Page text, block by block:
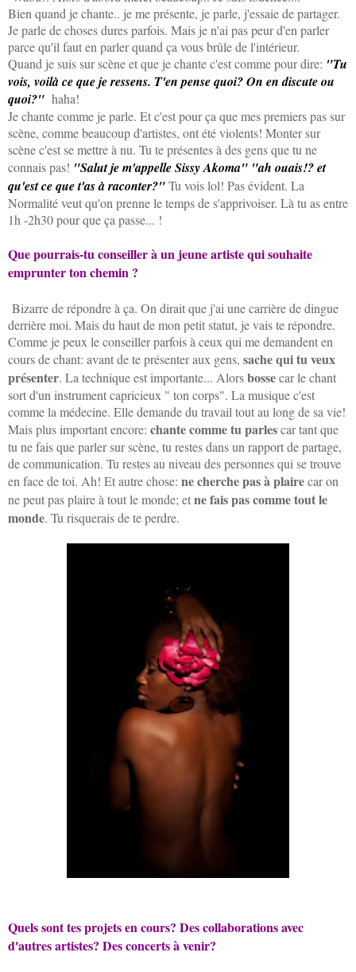
Bien quand je chante.. je me présente, je parle, j'essaie de partager.
Je parle de choses dures parfois. Mais je n'ai pas peur d'en parler
parce qu'il faut en parler quand ça vous brûle de l'intérieur.
Quand je suis sur scène et que je chante c'est comme pour dire: "Tu
vois, voilà ce que je ressens. T'en pense quoi? On en discute ou
quoi?" haha!
Je chante comme je parle. Et c'est pour ça que mes premiers pas sur
scène, comme beaucoup d'artistes, ont été violents! Monter sur
scène c'est se mettre à nu. Tu te présentes à des gens que tu ne
connais pas! "Salut je m'appelle Sissy Akoma" "ah ouais!? et
qu'est ce que t'as à raconter?"Tu vois lol! Pas évident. La
Normalité veut qu'on prenne le temps de s'apprivoiser. Là tu as entre
1h -2h30 pour que ça passe... !
Que pourrais-tu conseiller à un jeune artiste qui souhaite
emprunter ton chemin ?
Bizarre de répondre à ça. On dirait que j'ai une carrière de dingue
derrière moi. Mais du haut de mon petit statut, je vais te répondre.
Comme je peux le conseiller parfois à ceux qui me demandent en
cours de chant: avant de te présenter aux gens, sache qui tu veux
présenter. La technique est importante... Alorsbossecar le chant
sort d'un instrument capricieux " ton corps". La musique c'est
comme la médecine. Elle demande du travail tout au long de sa vie!
Mais plus important encore: chante comme tu parlescar tant que
tu ne fais que parler sur scène, tu restes dans un rapport de partage,
de communication. Tu restes au niveau des personnes qui se trouve
en face de toi. Ah! Et autre chose: ne cherche pas à plairecar on
ne peut pas plaire à tout le monde; etne fais pas comme tout le
monde. Tu risquerais de te perdre.
Quels sont tes projets en cours? Des collaborations avec
d'autres artistes? Des concerts à venir?